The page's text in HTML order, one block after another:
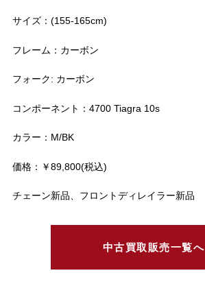
サイズ：(155-165cm)
フレーム：カーボン
フォーク: カーボン
コンポーネント：4700 Tiagra 10s
カラー：M/BK
価格：￥89,800(税込)
チェーン新品、フロントディレイラー新品
中古買取販売一覧へ